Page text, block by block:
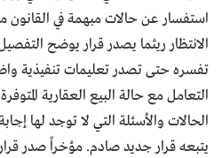
استفسار عن حالات مبهمة في القانون
الانتظار ريثما يصدر قرار يوضح
تفسره حتى تصدر تعليمات تنفيذية
التعامل مع حالة البيع العقارية
الحالات والأسئلة التي لا توجد لها
يتبعه قرار جديد صادم. مؤخراً صدر